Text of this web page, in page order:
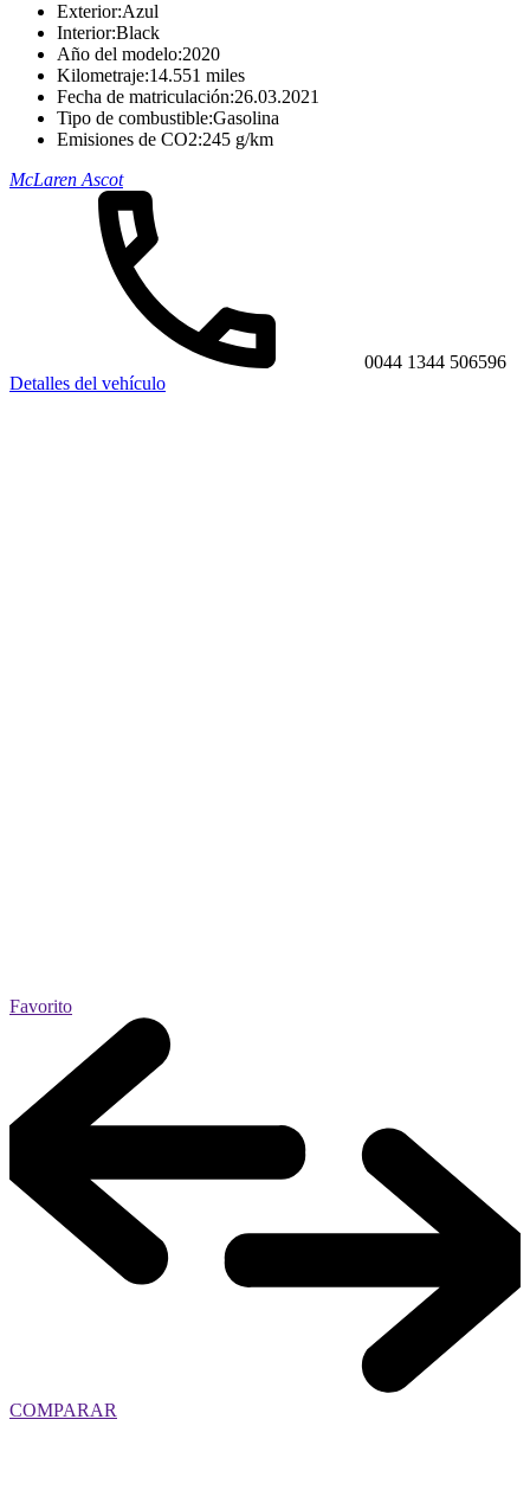
Exterior:Azul
Interior:Black
Año del modelo:2020
Kilometraje:14.551 miles
Fecha de matriculación:26.03.2021
Tipo de combustible:Gasolina
Emisiones de CO2:245 g/km
McLaren Ascot
0044 1344 506596
Detalles del vehículo
Favorito
COMPARAR